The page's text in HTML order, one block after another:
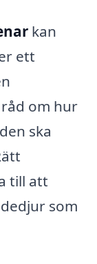
kan
ett
om hur
ska
till att
som